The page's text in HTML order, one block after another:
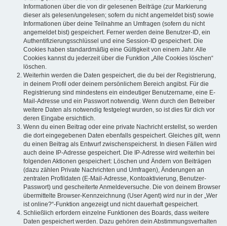
Informationen über die von dir gelesenen Beiträge (zur Markierung
dieser als gelesen/ungelesen; sofern du nicht angemeldet bist) sowie
Informationen über deine Teilnahme an Umfragen (sofern du nicht
angemeldet bist) gespeichert. Ferner werden deine Benutzer-ID, ein
Authentifizierungsschlüssel und eine Session-ID gespeichert. Die
Cookies haben standardmäßig eine Gültigkeit von einem Jahr. Alle
Cookies kannst du jederzeit über die Funktion „Alle Cookies löschen“
löschen.
Weiterhin werden die Daten gespeichert, die du bei der Registrierung,
in deinem Profil oder deinem persönlichem Bereich angibst. Für die
Registrierung sind mindestens ein eindeutiger Benutzername, eine E-
Mail-Adresse und ein Passwort notwendig. Wenn durch den Betreiber
weitere Daten als notwendig festgelegt wurden, so ist dies für dich vor
deren Eingabe ersichtlich.
Wenn du einen Beitrag oder eine private Nachricht erstellst, so werden
die dort eingegebenen Daten ebenfalls gespeichert. Gleiches gilt, wenn
du einen Beitrag als Entwurf zwischenspeicherst. In diesen Fällen wird
auch deine IP-Adresse gespeichert. Die IP-Adresse wird weiterhin bei
folgenden Aktionen gespeichert: Löschen und Ändern von Beiträgen
(dazu zählen Private Nachrichten und Umfragen), Änderungen an
zentralen Profildaten (E-Mail-Adresse, Kontoaktivierung, Benutzer-
Passwort) und gescheiterte Anmeldeversuche. Die von deinem Browser
übermittelte Browser-Kennzeichnung (User Agent) wird nur in der „Wer
ist online?“-Funktion angezeigt und nicht dauerhaft gespeichert.
Schließlich erfordern einzelne Funktionen des Boards, dass weitere
Daten gespeichert werden. Dazu gehören dein Abstimmungsverhalten